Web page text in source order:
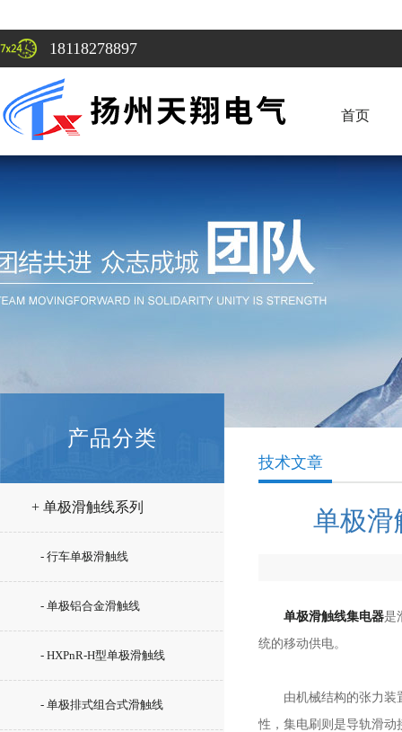
18118278897
首页
产品分类
+ 单极滑触线系列
- 行车单极滑触线
- 单极铝合金滑触线
- HXPnR-H型单极滑触线
- 单极排式组合式滑触线
技术文章
单极滑
单极滑触线集电器是
统的移动供电。
由机械结构的张力装置
性，集电刷则是导轨滑动